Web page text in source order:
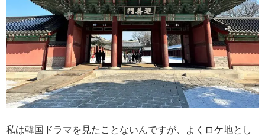
私は韓国ドラマを見たことないんですが、よくロケ地とし